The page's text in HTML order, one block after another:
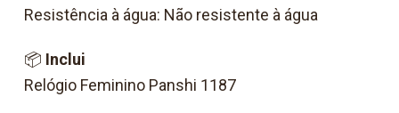
Resistência à água: Não resistente à água
📦 Inclui
Relógio Feminino Panshi 1187